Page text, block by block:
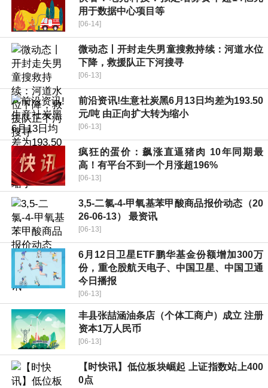
用于数据中心项目等
[06-14]
微动态丨开封走失男童搜救持续：河道水位
下降，救援队正下河搜寻
[06-13]
前沿资讯!生意社炭黑6月13日均差为193.50
元/吨 由正向扩大转为缩小
[06-13]
疯狂的蛋价：飙涨直逼猪肉 10年同期最
高！有平台不到一个月涨超196%
[06-13]
3,5-二氯-4-甲氧基苯甲酸商品报价动态（20
26-06-13） 最资讯
[06-13]
6月12日卫星ETF鹏华基金份额增加300万
份，重仓股航天电子、中国卫星、中国卫通
今日播报
[06-13]
丰县张喆涵油条店（个体工商户）成立 注册
资本1万人民币
[06-13]
【时快讯】低位板块崛起 上证指数站上400
0点